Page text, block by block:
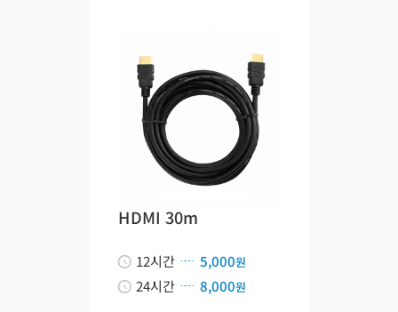
HDMI 30m
12시간 5,000원
24시간 8,000원